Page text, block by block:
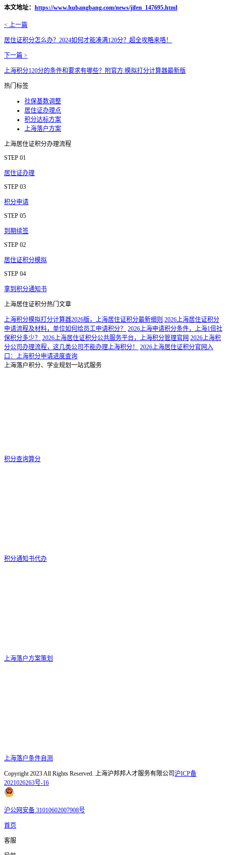
本文地址： https://www.hubangbang.com/news/jifen_147695.html
< 上一篇
居住证积分怎么办？2024如何才能凑满120分？超全攻略来咯！
下一篇 >
上海积分120分的条件和要求有哪些？附官方:模拟打分计算器最新版
热门标签
社保基数调整
居住证办理点
积分达标方案
上海落户方案
上海居住证积分办理流程
STEP 01
居住证办理
STEP 03
积分申请
STEP 05
到期续签
STEP 02
居住证积分模拟
STEP 04
拿到积分通知书
上海居住证积分热门文章
上海积分模拟打分计算器2026版，上海居住证积分最新细则 2026上海居住证积分
申请流程及材料，单位如何给员工申请积分？
2026上海申请积分条件，上海1倍社
保积分多少？
2026上海居住证积分公共服务平台，上海积分管理官网 2026上海积
分公司办理流程，这几类公司不能办理上海积分！
2026上海居住证积分官网入
口：上海积分申请进度查询
上海落户积分、学业规划一站式服务
积分查询算分
积分通知书代办
上海落户方案策划
上海落户条件自测
Copyright 2023 All Rights Reserved. 上海沪邦邦人才服务有限公司 沪ICP备
2021026263号-16
沪公网安备 31010602007908号
首页
客服